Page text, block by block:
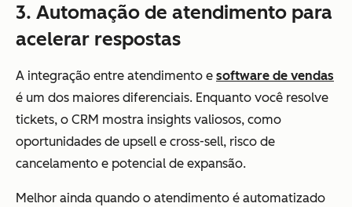
3. Automação de atendimento para
acelerar respostas
A integração entre atendimento e software de vendas
é um dos maiores diferenciais. Enquanto você resolve
tickets, o CRM mostra insights valiosos, como
oportunidades de upsell e cross-sell, risco de
cancelamento e potencial de expansão.
Melhor ainda quando o atendimento é automatizado